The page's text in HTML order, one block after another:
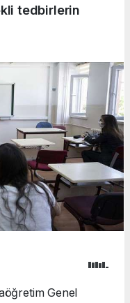
tedbirlerin
Genel